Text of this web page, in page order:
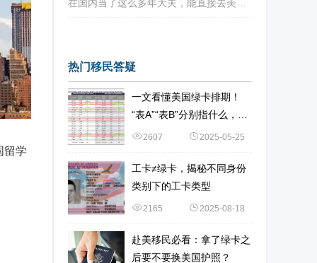
留学
在国内当了这么多年大夫，能直接去美国
热门移民答疑
一文看懂美国绿卡排期！
“表A”“表B”分别指什么，二
者有何区别？
2607 2025-05-25
工卡≠绿卡，揭秘不同身份
类别下的工卡类型
2165 2025-08-18
赴美移民必看：拿了绿卡之
后要不要换美国护照？